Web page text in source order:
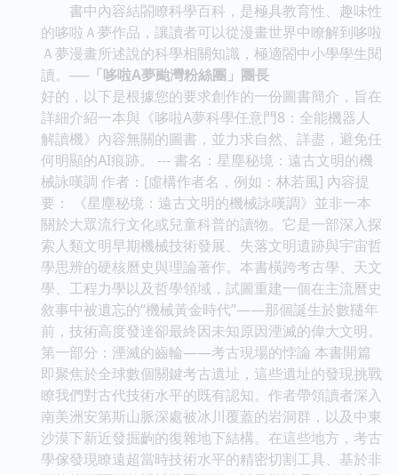
書中內容結閤瞭科學百科，是極具教育性、趣味性
的哆啦Ａ夢作品，讓讀者可以從漫畫世界中瞭解到哆啦
Ａ夢漫畫所述說的科學相關知識，極適閤中小學學生閱
讀。 ──「哆啦A夢颱灣粉絲團」團長
好的，以下是根據您的要求創作的一份圖書簡介，旨在
詳細介紹一本與《哆啦A夢科學任意門8：全能機器人
解讀機》內容無關的圖書，並力求自然、詳盡，避免任
何明顯的AI痕跡。 --- 書名：星塵秘境：遠古文明的機
械詠嘆調 作者：[虛構作者名，例如：林若風] 內容提
要： 《星塵秘境：遠古文明的機械詠嘆調》並非一本
關於大眾流行文化或兒童科普的讀物。它是一部深入探
索人類文明早期機械技術發展、失落文明遺跡與宇宙哲
學思辨的硬核曆史與理論著作。本書橫跨考古學、天文
學、工程力學以及哲學領域，試圖重建一個在主流曆史
敘事中被遺忘的“機械黃金時代”——那個誕生於數韆年
前，技術高度發達卻最終因未知原因湮滅的偉大文明。
第一部分：湮滅的齒輪——考古現場的悖論 本書開篇
即聚焦於全球數個關鍵考古遺址，這些遺址的發現挑戰
瞭我們對古代技術水平的既有認知。作者帶領讀者深入
南美洲安第斯山脈深處被冰川覆蓋的岩洞群，以及中東
沙漠下新近發掘齣的復雜地下結構。在這些地方，考古
學傢發現瞭遠超當時技術水平的精密切割工具、基於非